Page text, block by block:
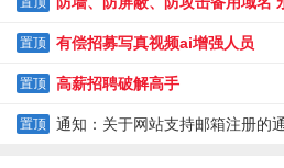
收藏)
置顶 有偿招募写真视频ai增强人员
置顶 高薪招聘破解高手
置顶 通知：关于网站支持邮箱注册的